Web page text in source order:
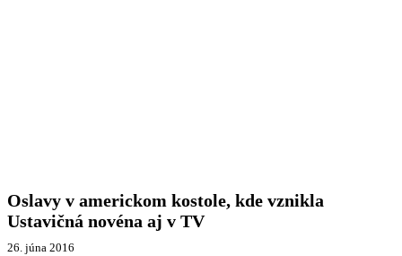
Oslavy v americkom kostole, kde vznikla
Ustavičná novéna aj v TV
26. júna 2016